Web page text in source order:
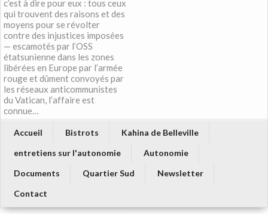
c’est à dire pour eux : tous ceux
qui trouvent des raisons et des
moyens pour se révolter
contre des injustices imposées
— escamotés par l’OSS
étatsunienne dans les zones
libérées en Europe par l’armée
rouge et dûment convoyés par
les réseaux anticommunistes
du Vatican, l’affaire est
connue…
Accueil Bistrots
Kahina de Belleville
entretiens sur l'autonomie
Autonomie
Documents
Quartier Sud
Newsletter
Contact